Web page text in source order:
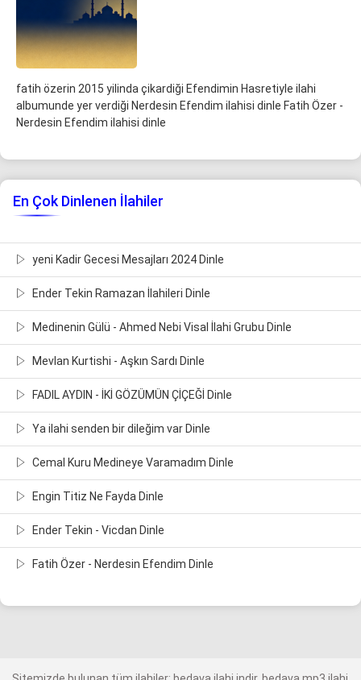
fatih özerin 2015 yilinda çikardiği Efendimin Hasretiyle ilahi
albumunde yer verdiği Nerdesin Efendim ilahisi dinle Fatih Özer -
Nerdesin Efendim ilahisi dinle
En Çok Dinlenen İlahiler
yeni Kadir Gecesi Mesajları 2024 Dinle
Ender Tekin Ramazan İlahileri Dinle
Medinenin Gülü - Ahmed Nebi Visal İlahi Grubu Dinle
Mevlan Kurtishi - Aşkın Sardı Dinle
FADIL AYDIN - İKİ GÖZÜMÜN ÇİÇEĞİ Dinle
Ya ilahi senden bir dileğim var Dinle
Cemal Kuru Medineye Varamadım Dinle
Engin Titiz Ne Fayda Dinle
Ender Tekin - Vicdan Dinle
Fatih Özer - Nerdesin Efendim Dinle